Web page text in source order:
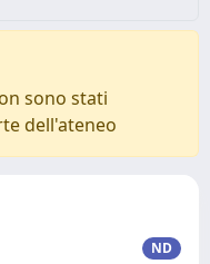
sono stati
dell'ateneo
ND